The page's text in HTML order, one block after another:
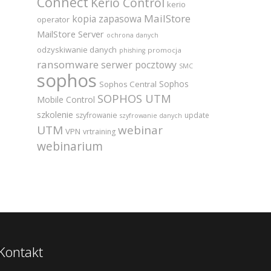
kerio
operator kopia zapasowa MailStore
MailStore Server ochrona danych
odzyskiwanie danych phishing promocja
ransomware serwer pocztowy SMC
sophos Sophos Central Sophos
Mobile Control SOPHOS UTM
szkolenie szyfrowanie szyfrowanie danych update
UTM VPN vrtraining webinar
webinarium